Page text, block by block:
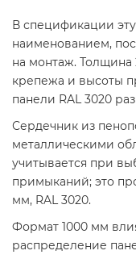
В спецификации
наименованием,
на монтаж.
крепежа и высоты
панели RAL 3020
Сердечник из
металлическими
учитывается при
примыканий; это
мм, RAL 3020.
Формат 1000 мм
распределение